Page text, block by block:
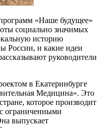
«Наше будущее»
социально значимых
историю
России, и какие идеи
руководители
в Екатеринбурге
Медицина». Это
которое производит
ограниченными
выпускает